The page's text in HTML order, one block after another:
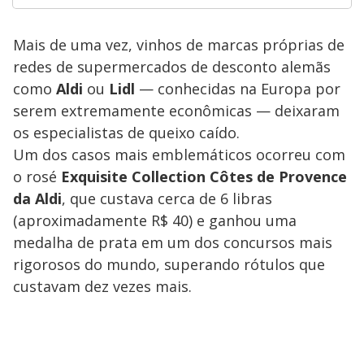
Mais de uma vez, vinhos de marcas próprias de
redes de supermercados de desconto alemãs
como Aldi ou Lidl — conhecidas na Europa por
serem extremamente econômicas — deixaram
os especialistas de queixo caído.
Um dos casos mais emblemáticos ocorreu com
o rosé Exquisite Collection Côtes de Provence
da Aldi, que custava cerca de 6 libras
(aproximadamente R$ 40) e ganhou uma
medalha de prata em um dos concursos mais
rigorosos do mundo, superando rótulos que
custavam dez vezes mais.